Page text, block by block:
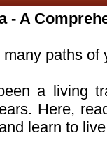
- A
paths of
a living
Here,
learn to